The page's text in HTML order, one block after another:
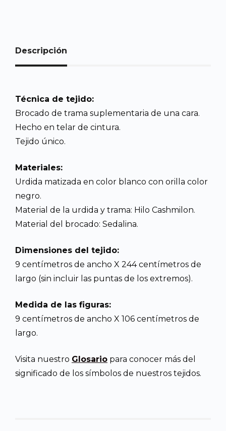
Descripción
Técnica de tejido:
Brocado de trama suplementaria de una cara.
Hecho en telar de cintura.
Tejido único.
Materiales:
Urdida matizada en color blanco con orilla color
negro.
Material de la urdida y trama: Hilo Cashmilon.
Material del brocado: Sedalina.
Dimensiones del tejido:
9 centímetros de ancho X 244 centímetros de
largo (sin incluir las puntas de los extremos).
Medida de las figuras:
9 centímetros de ancho X 106 centímetros de
largo.
Visita nuestro Glosario para conocer más del
significado de los símbolos de nuestros tejidos.